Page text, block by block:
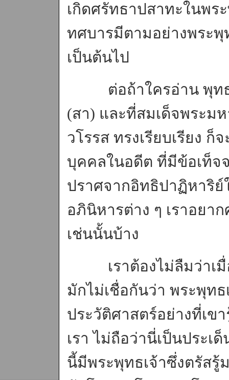
เกิดศรัทธาปสาทะในพร
ทศบารมีตามอย่างพระ
เป็นต้นไป
ต่อถ้าใครอ่าน พุทธป
(สา) และที่สมเด็จพระ
วโรรส ทรงเรียบเรียง
บุคคลในอดีต ที่มีข้อเท็จ
ปราศจากอิทธิปาฏิหาริย์
อภินิหารต่าง ๆ เราอยา
เช่นนั้นบ้าง
เราต้องไม่ลืมว่าเมื่
มักไม่เชื่อกันว่า พระพุท
ประวัติศาสตร์อย่างที่เ
เรา ไม่ถือว่านี่เป็นประเ
นี้มีพระพุทธเจ้าซึ่งตรัสรู้